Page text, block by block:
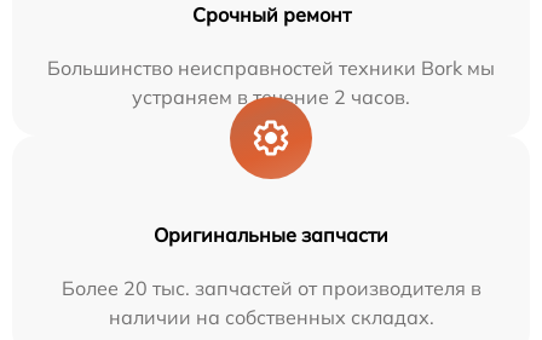
Срочный ремонт
Большинство неисправностей техники Bork мы
устраняем в течение 2 часов.
Оригинальные запчасти
Более 20 тыс. запчастей от производителя в
наличии на собственных складах.